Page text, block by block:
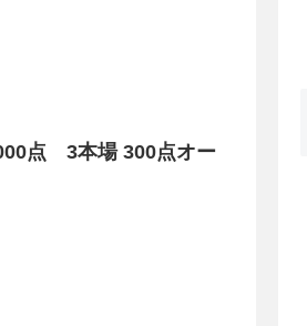
点 3本場 300点オー